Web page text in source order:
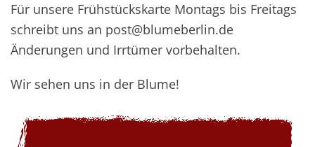
Für unsere Frühstückskarte Montags bis Freitags
schreibt uns an post@blumeberlin.de
Änderungen und Irrtümer vorbehalten.
Wir sehen uns in der Blume!